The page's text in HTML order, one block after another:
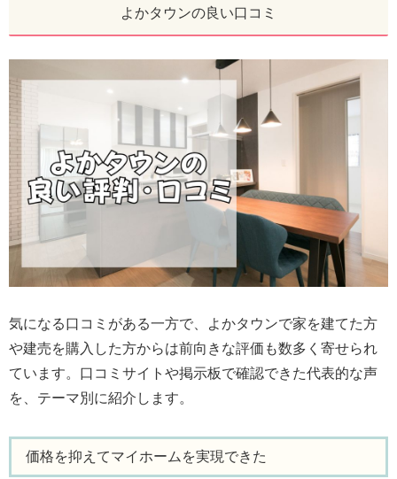
よかタウンの良い口コミ
気になる口コミがある一方で、よかタウンで家を建てた方
や建売を購入した方からは前向きな評価も数多く寄せられ
ています。口コミサイトや掲示板で確認できた代表的な声
を、テーマ別に紹介します。
価格を抑えてマイホームを実現できた